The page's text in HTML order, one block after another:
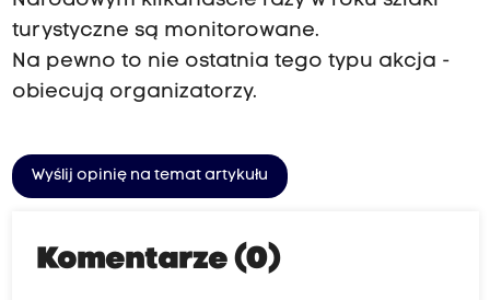
turystyczne są monitorowane.
Na pewno to nie ostatnia tego typu akcja -
obiecują organizatorzy.
Wyślij opinię na temat artykułu
Komentarze (0)